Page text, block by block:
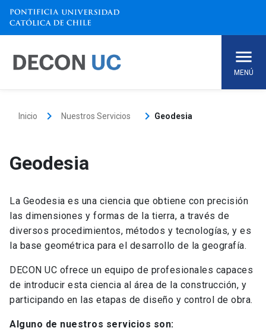
Skip
content
MENÚ
Inicio keyboard_arrow_right Nuestros Servicios keyboard_arrow_right Geodesia
Geodesia
La Geodesia es una ciencia que obtiene con precisión
las dimensiones y formas de la tierra, a través de
diversos procedimientos, métodos y tecnologías, y es
la base geométrica para el desarrollo de la geografía.
DECON UC ofrece un equipo de profesionales capaces
de introducir esta ciencia al área de la construcción, y
participando en las etapas de diseño y control de obra.
Alguno de nuestros servicios son: